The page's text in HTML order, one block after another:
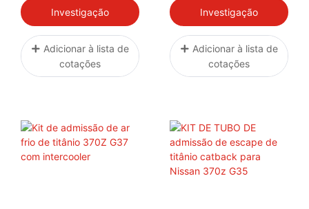
WRX 2.0L H4 (2015-
2020)
Investigação
Adicionar à lista de
cotações
Downpipe Intercooler
Entrada De Titânio
Investigação
Adicionar à lista de
cotações